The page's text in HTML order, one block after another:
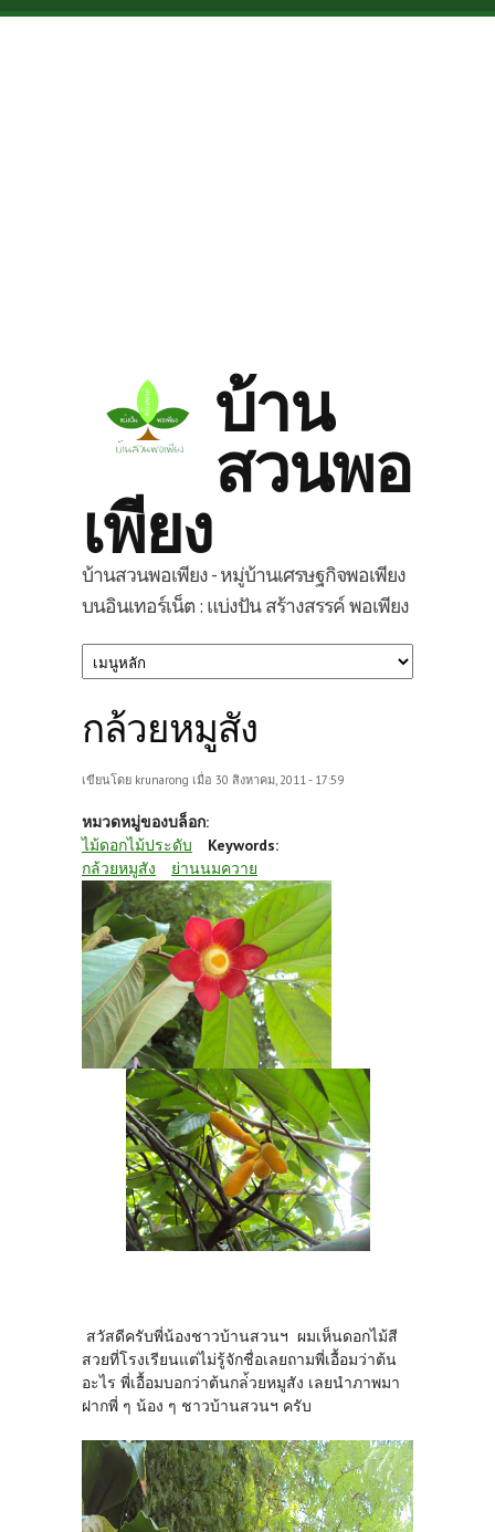
Skip to main content
บ้าน
สวนพอ
เพียง
บ้านสวนพอเพียง - หมู่บ้านเศรษฐกิจพอเพียง
บนอินเทอร์เน็ต : แบ่งปัน สร้างสรรค์ พอเพียง
กล้วยหมูสัง
เขียนโดย krunarong เมื่อ 30 สิงหาคม, 2011 - 17:59
หมวดหมู่ของบล็อก:
ไม้ดอกไม้ประดับ
Keywords:
กล้วยหมูสัง
ย่านนมควาย
สวัสดีครับพี่น้องชาวบ้านสวนฯ ผมเห็นดอกไม้สี
สวยที่โรงเรียนแต่ไม่รู้จักชื่อเลยถามพี่เอื้อมว่าต้น
อะไร พี่เอื้อมบอกว่าต้นกล่้วยหมูสัง เลยนำภาพมา
ฝากพี่ ๆ น้อง ๆ ชาวบ้านสวนฯ ครับ